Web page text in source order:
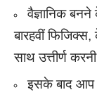
वैज्ञानिक
बारहवीं
साथ उत्तीर्ण करनी
इसके बाद आप